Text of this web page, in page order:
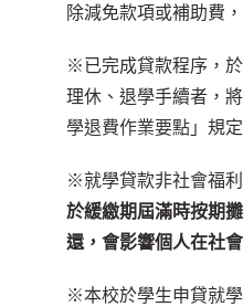
除減免款項或補助費
※已完成貸款程序，
理休、退學手續者，
學退費作業要點 」規
※就學貸款非社會福利
於緩繳期屆滿時按期
還，會影響個人在社
※本校於學生申貸就